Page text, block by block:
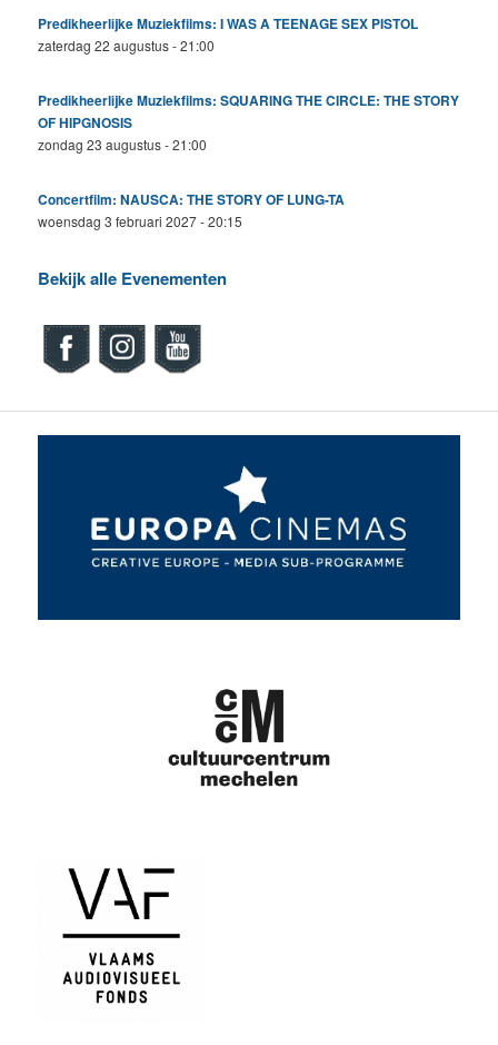
Predikheerlijke Muziekfilms: I WAS A TEENAGE SEX PISTOL
zaterdag 22 augustus - 21:00
Predikheerlijke Muziekfilms: SQUARING THE CIRCLE: THE STORY
OF HIPGNOSIS
zondag 23 augustus - 21:00
Concertfilm: NAUSCA: THE STORY OF LUNG-TA
woensdag 3 februari 2027 - 20:15
Bekijk alle Evenementen